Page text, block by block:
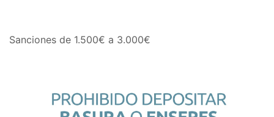
Sanciones de 1.500€ a 3.000€